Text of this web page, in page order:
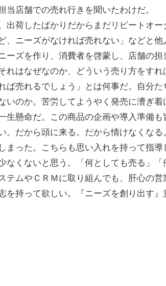
店舗での売れ行きを聞いたわけだ。
荷したばかりだからまだリピートオ
、ニーズがなければ売れない」などと
ーズを作り、消費者を啓蒙し、店舗の
れはなぜなのか、どういう売り方をす
ば売れるでしょう」とは何事だ。自分
いのか。苦労してようやく発売に漕ぎ着
懸命だ。この商品の企画や導入準備
。だから頭に来る。だから情けなくな
まった。こちらも思い入れを持って指
くないと思う。「何としても売る」
テムやＣＲＭに取り組んでも、肝心の
を持って欲しい。『ニーズを創り出す